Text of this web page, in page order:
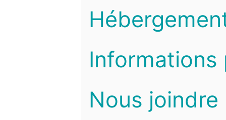
Informations
Nous joindre